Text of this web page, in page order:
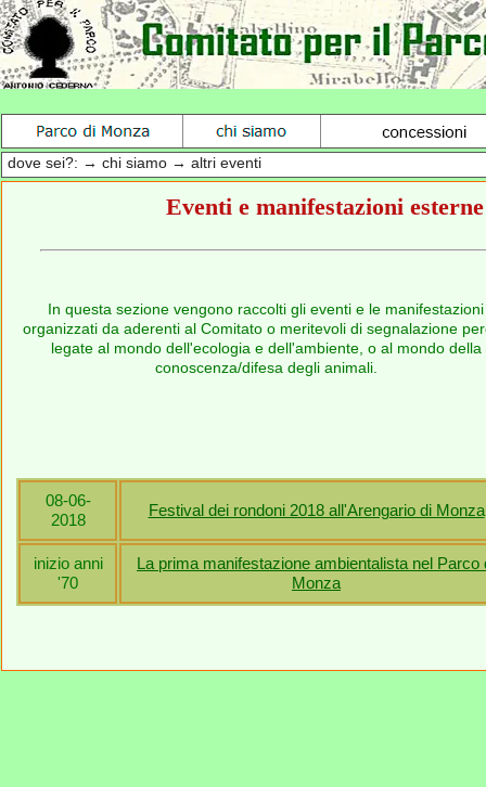
dove sei?: → chi siamo → altri eventi
Eventi e manifestazioni
In questa sezione vengono raccolti gli eventi e le manifestazioni
organizzati da aderenti al Comitato o meritevoli di segnalazione
legate al mondo dell'ecologia e dell'ambiente, o al mondo della
conoscenza/difesa degli animali.
08-06-
2018
Festival dei rondoni 2018 all'Arengario di Monza
inizio anni
'70
La prima manifestazione ambientalista nel Parco
Monza